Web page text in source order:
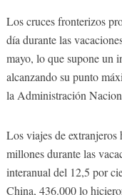
Los cruces fronterizos
día durante las
mayo, lo que supone un
alcanzando su punto
la Administración
Los viajes de extranjeros
millones durante las
interanual del 12,5 por
China, 436.000 lo